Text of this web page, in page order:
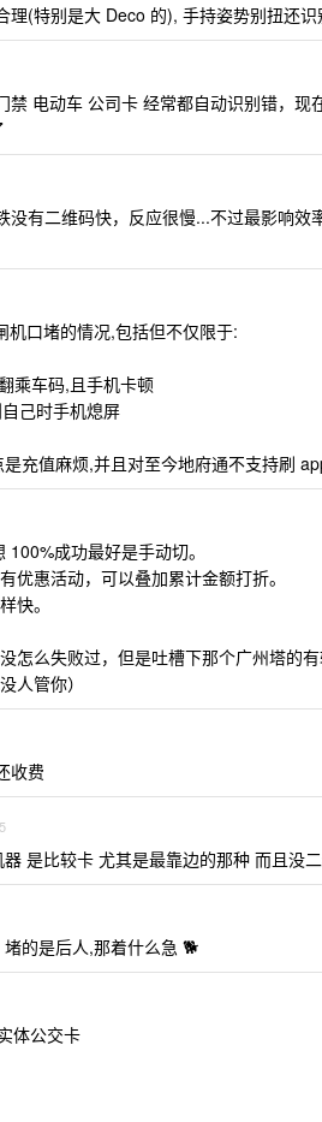
理(特别是大 Deco 的), 手持姿势别扭还识
禁 电动车 公司卡 经常都自动识别错，
没有二维码快，反应很慢...不过最影响效
机口堵的情况,包括但不仅限于:
乘车码,且手机卡顿
己时手机熄屏
充值麻烦,并且对至今地府通不支持刷
成功最好是手动切。
优惠活动，可以叠加累计金额打折。
快。
怎么失败过，但是吐槽下那个广州塔的
人管你）
收费
是比较卡 尤其是最靠边的那种 而且没
的是后人,那着什么急 🐕
体公交卡